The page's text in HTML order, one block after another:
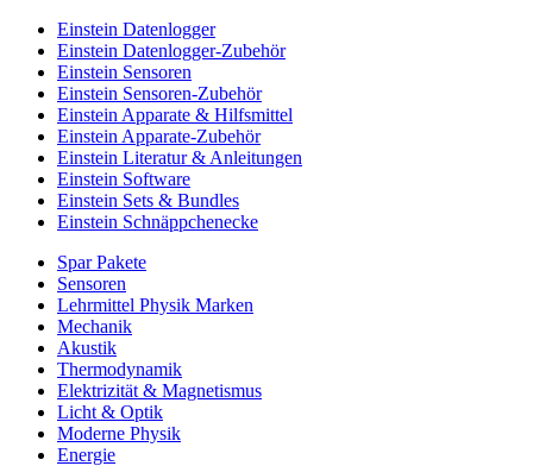
Einstein Datenlogger
Einstein Datenlogger-Zubehör
Einstein Sensoren
Einstein Sensoren-Zubehör
Einstein Apparate & Hilfsmittel
Einstein Apparate-Zubehör
Einstein Literatur & Anleitungen
Einstein Software
Einstein Sets & Bundles
Einstein Schnäppchenecke
Spar Pakete
Sensoren
Lehrmittel Physik Marken
Mechanik
Akustik
Thermodynamik
Elektrizität & Magnetismus
Licht & Optik
Moderne Physik
Energie